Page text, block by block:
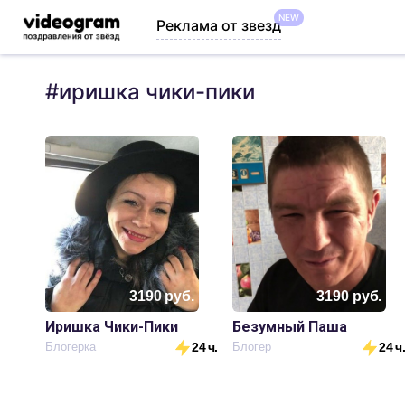
Реклама от звездNEW
#иришка чики-пики
3190руб.
Иришка Чики-Пики
Блогерка 24 ч.
3190руб.
Безумный Паша
Блогер 24 ч.